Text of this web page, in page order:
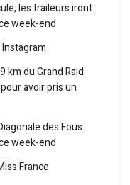
les traileurs iront
week-end
du Grand Raid
avoir pris un
des Fous
week-end
France